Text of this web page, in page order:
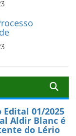
01/2025
Aldir Blanc é
do Lério